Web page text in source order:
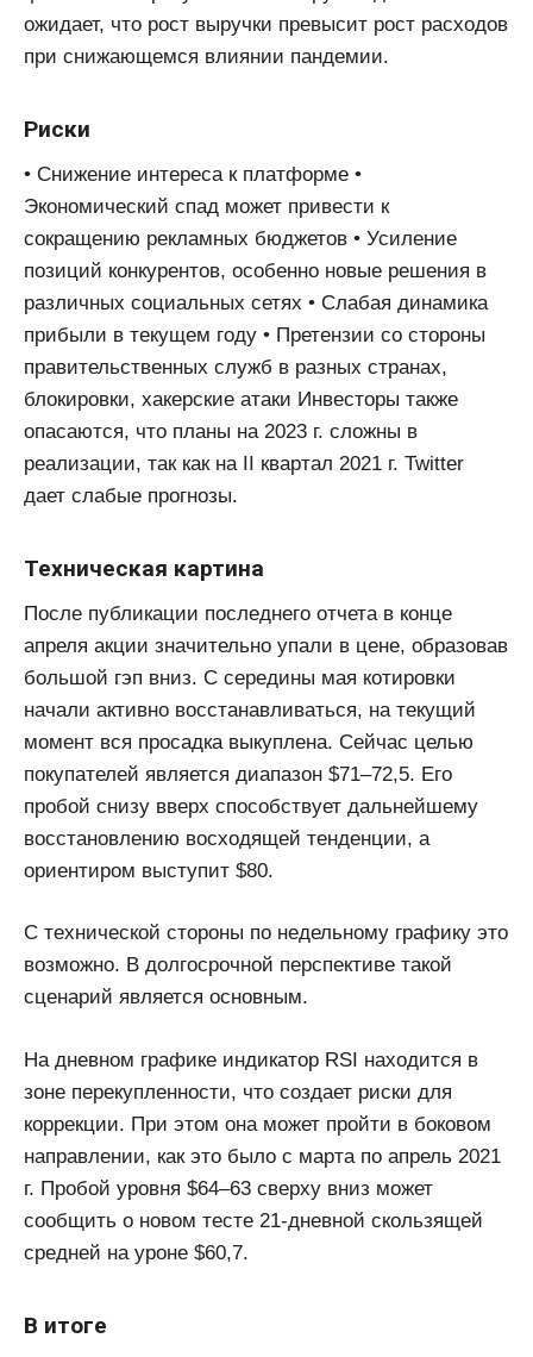
ожидает, что рост выручки превысит рост расходов
при снижающемся влиянии пандемии.
Риски
• Снижение интереса к платформе •
Экономический спад может привести к
сокращению рекламных бюджетов • Усиление
позиций конкурентов, особенно новые решения в
различных социальных сетях • Слабая динамика
прибыли в текущем году • Претензии со стороны
правительственных служб в разных странах,
блокировки, хакерские атаки Инвесторы также
опасаются, что планы на 2023 г. сложны в
реализации, так как на II квартал 2021 г. Twitter
дает слабые прогнозы.
Техническая картина
После публикации последнего отчета в конце
апреля акции значительно упали в цене, образовав
большой гэп вниз. С середины мая котировки
начали активно восстанавливаться, на текущий
момент вся просадка выкуплена. Сейчас целью
покупателей является диапазон $71–72,5. Его
пробой снизу вверх способствует дальнейшему
восстановлению восходящей тенденции, а
ориентиром выступит $80.
С технической стороны по недельному графику это
возможно. В долгосрочной перспективе такой
сценарий является основным.
На дневном графике индикатор RSI находится в
зоне перекупленности, что создает риски для
коррекции. При этом она может пройти в боковом
направлении, как это было с марта по апрель 2021
г. Пробой уровня $64–63 сверху вниз может
сообщить о новом тесте 21-дневной скользящей
средней на уроне $60,7.
В итоге